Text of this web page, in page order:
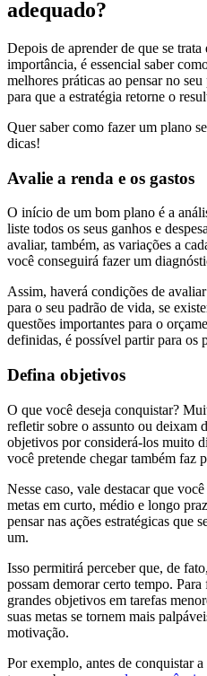
adequado?
Depois de aprender de que se trata
importância, é essencial saber
melhores práticas ao pensar no
para que a estratégia retorne o
Quer saber como fazer um plano
dicas!
Avalie a renda e os gastos
O início de um bom plano é a
liste todos os seus ganhos e
avaliar, também, as variações a
você conseguirá fazer um
Assim, haverá condições de
para o seu padrão de vida, se
questões importantes para o
definidas, é possível partir para os
Defina objetivos
O que você deseja conquistar?
refletir sobre o assunto ou deixam
objetivos por considerá-los muito
você pretende chegar também faz
Nesse caso, vale destacar que
metas em curto, médio e longo
pensar nas ações estratégicas que
um.
Isso permitirá perceber que, de
possam demorar certo tempo.
grandes objetivos em tarefas
suas metas se tornem mais
motivação.
Por exemplo, antes de conquistar